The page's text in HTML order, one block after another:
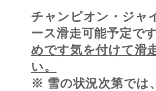
チャンピオン・ジャ
ース滑走可能予定です
めです気を付けて滑
い。
※ 雪の状況次第では